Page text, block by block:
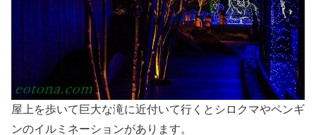
屋上を歩いて巨大な滝に近付いて行くとシロクマやペンギ
ンのイルミネーションがあります。